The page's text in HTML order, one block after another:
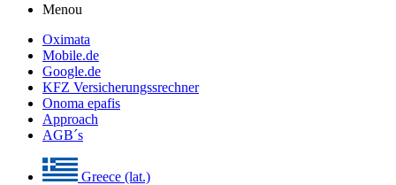
Menou
Oximata
Mobile.de
Google.de
KFZ Versicherungssrechner
Onoma epafis
Approach
AGB´s
Greece (lat.)